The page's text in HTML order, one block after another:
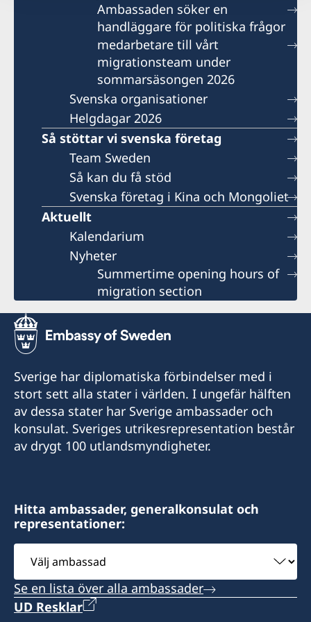
Ambassaden söker en
handläggare för politiska frågor
medarbetare till vårt
migrationsteam under
sommarsäsongen 2026
Svenska organisationer
Helgdagar 2026
Så stöttar vi svenska företag
Team Sweden
Så kan du få stöd
Svenska företag i Kina och Mongoliet
Aktuellt
Kalendarium
Nyheter
Summertime opening hours of
migration section
Sverige har diplomatiska förbindelser med i
stort sett alla stater i världen. I ungefär hälften
av dessa stater har Sverige ambassader och
konsulat. Sveriges utrikesrepresentation består
av drygt 100 utlandsmyndigheter.
Hitta ambassader, generalkonsulat och
representationer:
ambassad
Se en lista över alla ambassader
UD Resklar